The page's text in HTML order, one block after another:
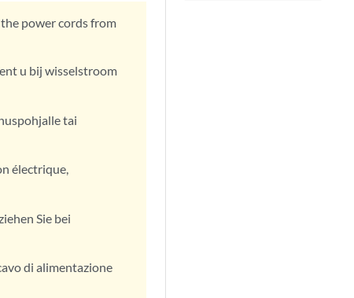
power cords from
u bij wisselstroom
tai
électrique,
Sie bei
di alimentazione